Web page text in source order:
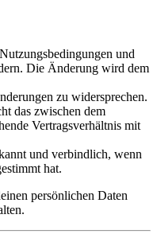
und
Die Änderung wird dem
zu widersprechen.
das zwischen dem
Vertragsverhältnis mit
und verbindlich, wenn
hat.
persönlichen Daten